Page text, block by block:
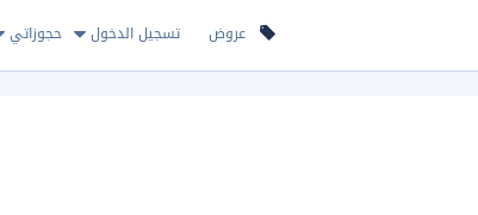
عروض تسجيل الدخول حجوزاتي